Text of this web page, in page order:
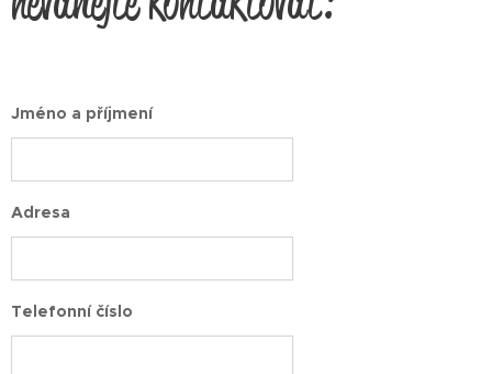
Jméno a příjmení
Adresa
Telefonní číslo